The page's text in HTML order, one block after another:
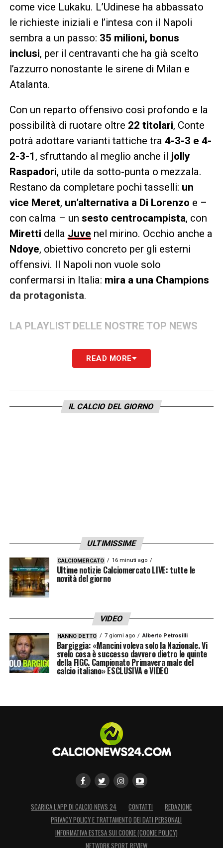
come vice Lukaku. L’Udinese ha abbassato
le richieste iniziali e l’intesa con il Napoli
sembra a un passo: 35 milioni, bonus
inclusi, per il centravanti che ha già scelto
l’azzurro nonostante le sirene di Milan e
Atalanta.
Con un reparto offensivo così profondo e la
possibilità di ruotare oltre 22 titolari, Conte
potrà adottare varianti tattiche tra 4-3-3 e 4-
2-3-1 , sfruttando al meglio anche il jolly
Raspadori, utile da sotto-punta o mezzala.
Restano da completare pochi tasselli: un
vice Meret, un’alternativa a Di Lorenzo e –
con calma – un sesto centrocampista, con
Miretti della Juve nel mirino. Occhio anche a
Ndoye, obiettivo concreto per gli esterni
offensivi. Il Napoli non vuole solo
confermarsi in Italia: mira a una Champions
da protagonista.
LA PLAYLIST DELLE NOSTRE TOP NEWS
READ MORE
IL CALCIO DEL GIORNO
ULTIMISSIME
CALCIOMERCATO 16 minuti ago
Ultime notizie Calciomercato LIVE: tutte le
novità del giorno
VIDEO
HANNO DETTO 7 giorni ago Alberto Petrosilli
Bargiggia: «Mancini voleva solo la Nazionale. Vi
svelo cosa è successo davvero dietro le quinte
della FIGC. Campionato Primavera male del
calcio italiano» ESCLUSIVA e VIDEO
SCARICA L’APP DI CALCIO NEWS 24 CONTATTI
REDAZIONE
PRIVACY POLICY E TRATTAMENTO DEI DATI PERSONALI
INFORMATIVA ESTESA SUI COOKIE (COOKIE POLICY)
NETWORK SPORT REVIEW